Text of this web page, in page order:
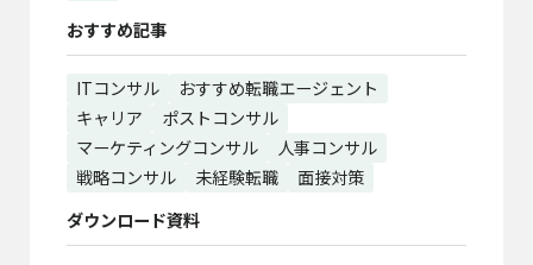
おすすめ記事
ITコンサル
おすすめ転職エージェント
キャリア
ポストコンサル
マーケティングコンサル
人事コンサル
戦略コンサル
未経験転職
面接対策
ダウンロード資料